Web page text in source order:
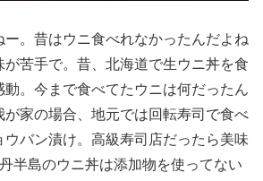
。昔はウニ食べれなかったんだよね
が苦手で。昔、北海道で生ウニ丼を食
。今まで食べてたウニは何だったん
が家の場合、地元では回転寿司で食べ
ウバン漬け。高級寿司店だったら美味
半島のウニ丼は添加物を使ってない